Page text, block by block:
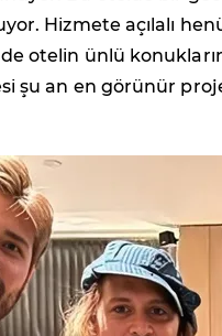
Hizmete açılalı
otelin ünlü
şu an en görünür